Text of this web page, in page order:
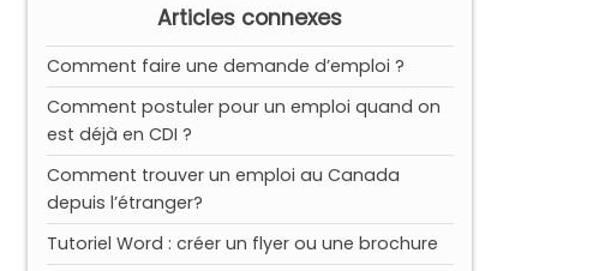
Articles connexes
Comment faire une demande d’emploi ?
Comment postuler pour un emploi quand on
est déjà en CDI ?
Comment trouver un emploi au Canada
depuis l’étranger?
Tutoriel Word : créer un flyer ou une brochure